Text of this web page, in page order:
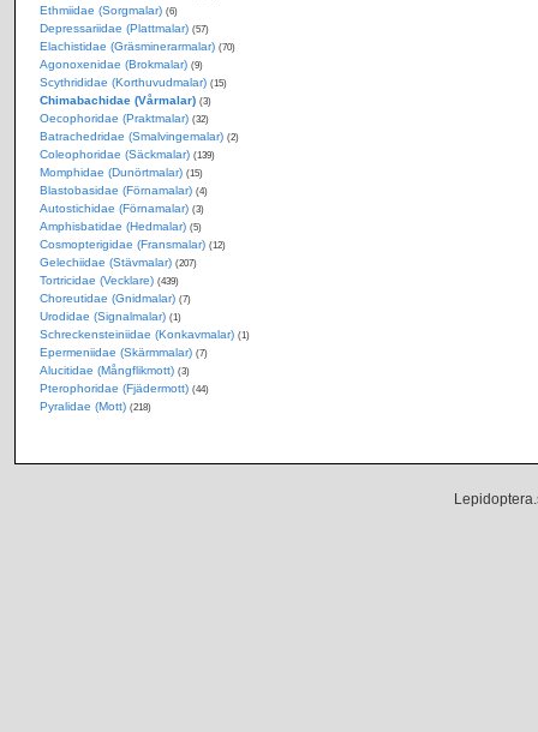
Ethmiidae (Sorgmalar) (6)
Depressariidae (Plattmalar) (57)
Elachistidae (Gräsminerarmalar) (70)
Agonoxenidae (Brokmalar) (9)
Scythrididae (Korthuvudmalar) (15)
Chimabachidae (Vårmalar) (3)
Oecophoridae (Praktmalar) (32)
Batrachedridae (Smalvingemalar) (2)
Coleophoridae (Säckmalar) (139)
Momphidae (Dunörtmalar) (15)
Blastobasidae (Förnamalar) (4)
Autostichidae (Förnamalar) (3)
Amphisbatidae (Hedmalar) (5)
Cosmopterigidae (Fransmalar) (12)
Gelechiidae (Stävmalar) (207)
Tortricidae (Vecklare) (439)
Choreutidae (Gnidmalar) (7)
Urodidae (Signalmalar) (1)
Schreckensteiniidae (Konkavmalar) (1)
Epermeniidae (Skärmmalar) (7)
Alucitidae (Mångflikmott) (3)
Pterophoridae (Fjädermott) (44)
Pyralidae (Mott) (218)